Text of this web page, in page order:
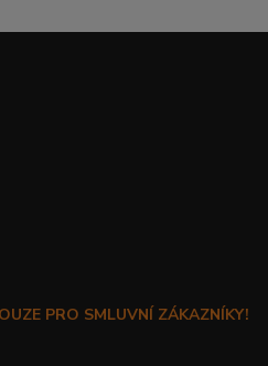
PRO SMLUVNÍ ZÁKAZNÍKY!